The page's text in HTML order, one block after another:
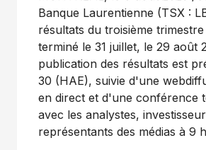
Banque Laurentienne (TSX :
résultats du troisième
terminé le 31 juillet, le 29 août
publication des résultats est
30 (HAE), suivie d'une
en direct et d'une conférence
avec les analystes,
représentants des médias à 9